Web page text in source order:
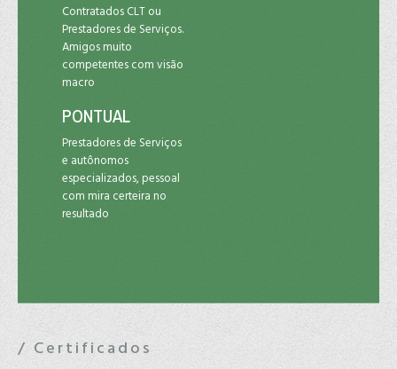
Contratados CLT ou
Prestadores de Serviços.
Amigos muito
competentes com visão
macro
PONTUAL
Prestadores de Serviços
e autônomos
especializados, pessoal
com mira certeira no
resultado
/ Certificados